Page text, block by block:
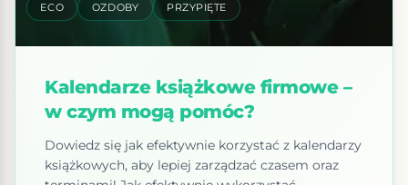
ECO OZDOBY PRZYPIĘTE
Kalendarze książkowe firmowe –
w czym mogą pomóc?
Dowiedz się jak efektywnie korzystać z kalendarzy
książkowych, aby lepiej zarządzać czasem oraz